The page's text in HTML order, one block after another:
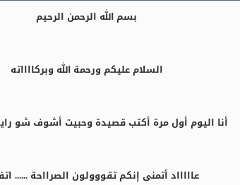
بسم الله الرحمن الرحيم
السلام عليكم ورحمة الله وبركااااته
أنا اليوم أول مرة أكتب قصيدة وحبيت أشوف شو
عاااااد أتمنى إنكم تقووولون الصرااحة ......